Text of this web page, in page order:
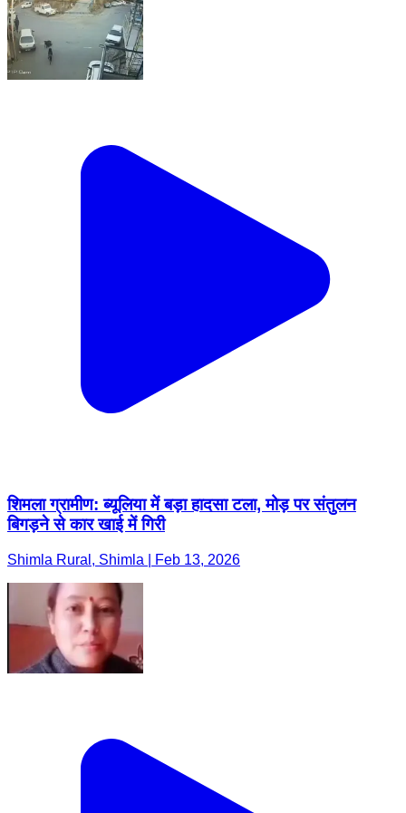
शिमला ग्रामीण: ब्यूलिया में बड़ा हादसा टला, मोड़ पर संतुलन
बिगड़ने से कार खाई में गिरी
Shimla Rural, Shimla | Feb 13, 2026